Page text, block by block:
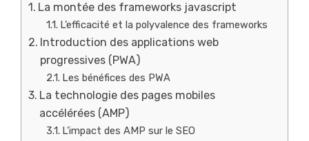
La montée des frameworks javascript
L’efficacité et la polyvalence des frameworks
Introduction des applications web
progressives (PWA)
Les bénéfices des PWA
La technologie des pages mobiles
accélérées (AMP)
L’impact des AMP sur le SEO